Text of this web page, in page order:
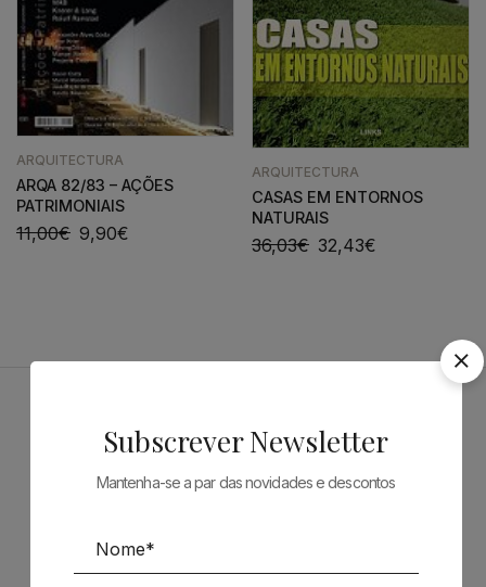
ARQUITECTURA
ARQA 82/83 – AÇÕES
PATRIMONIAIS
11,00€ 9,90€
ARQUITECTURA
CASAS EM ENTORNOS
NATURAIS
36,03€ 32,43€
Patrocinadores
Subscrever Newsletter
Mantenha-se a par das novidades e descontos